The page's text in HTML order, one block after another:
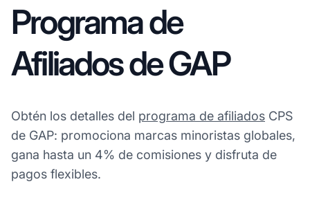
Programa de
Afiliados de GAP
Obtén los detalles del programa de afiliados CPS
de GAP: promociona marcas minoristas globales,
gana hasta un 4% de comisiones y disfruta de
pagos flexibles.